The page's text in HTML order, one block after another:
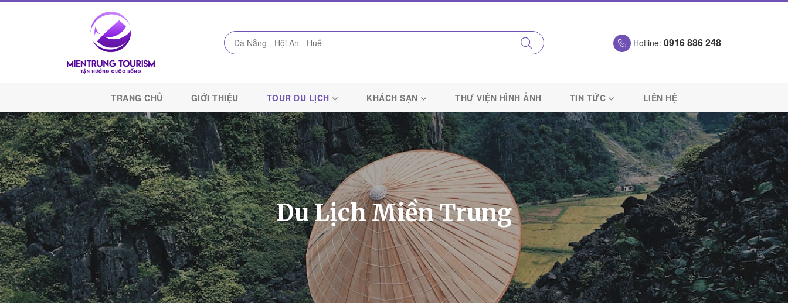
Lịch
Kết
Nối
Di
Sản
Miền
Trung
-
Miền
Trung
Tourism
Hotline: 0916 886 248
TRANG CHỦ GIỚI THIỆU TOUR DU LỊCH KHÁCH SẠN THƯ VIỆN HÌNH ẢNH TIN TỨC LIÊN HỆ
Du Lịch Miền Trung